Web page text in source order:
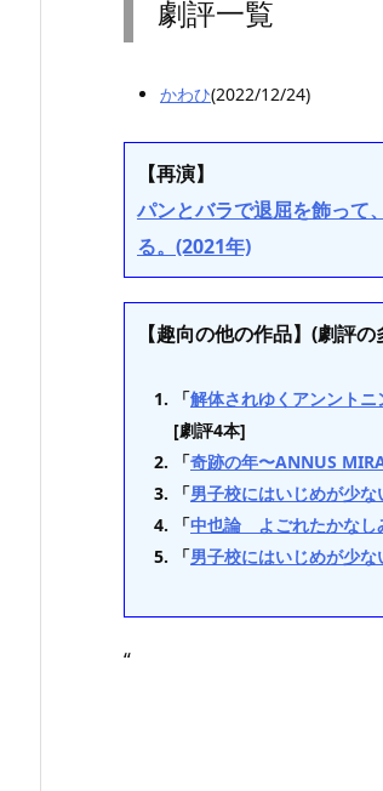
劇評一覧
かわひ(2022/12/24)
【再演】
パンとバラで退屈を飾って
る。(2021年)
【趣向の他の作品】(劇評
「解体されゆくアンント
[劇評4本]
「奇跡の年〜ANNUS
「男子校にはいじめが少
「中也論 よごれたかなし
「男子校にはいじめが少
“